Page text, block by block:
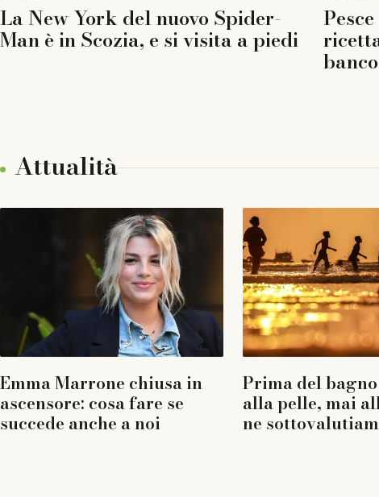
La New York del nuovo Spider-
Man è in Scozia, e si visita a piedi
banco
Attualità
Emma Marrone chiusa in
ascensore: cosa fare se
succede anche a noi
Prima del
alla pelle, mai
ne